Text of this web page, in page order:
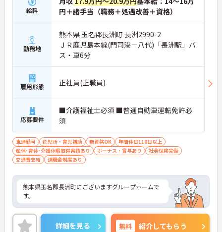
給料
円＋諸手当（職務＋処遇改善＋資格）
勤務地
熊本県 玉名郡長洲町 長洲2990-2
ＪＲ鹿児島本線(門司港－八代)「長洲駅」バ
ス・車6分
雇用形態 正社員(正職員)
応募要件
■介護福祉士必須 ■普通自動車運転免許必
須
車通勤可 託児所・育児補助 無資格OK
年間休日110日以上
産休･育休･介護休暇取得実績あり
ボーナス・賞与あり
社会保険完備
交通費支給
退職金制度あり
熊本県玉名郡長洲町にございますグループホームで
す。
詳細を見る 無料 紹介してもらう